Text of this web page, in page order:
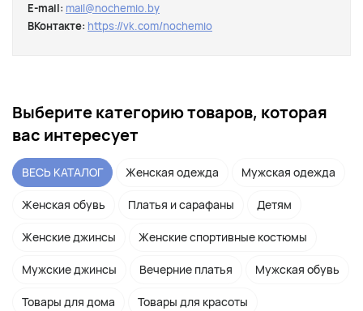
E-mail: mail@nochemio.by
ВКонтакте: https://vk.com/nochemio
Выберите категорию товаров, которая
вас интересует
ВЕСЬ КАТАЛОГ Женская одежда Мужская одежда
Женская обувь Платья и сарафаны Детям
Женские джинсы Женские спортивные костюмы
Мужские джинсы Вечерние платья Мужская обувь
Товары для дома Товары для красоты